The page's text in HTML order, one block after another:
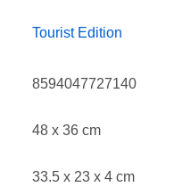
Tourist Edition
8594047727140
48 x 36 cm
33.5 x 23 x 4 cm